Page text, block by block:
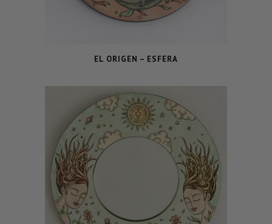
EL ORIGEN – ESFERA